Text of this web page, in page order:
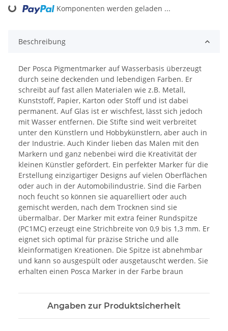
Komponenten werden geladen ...
Beschreibung
Der Posca Pigmentmarker auf Wasserbasis überzeugt
durch seine deckenden und lebendigen Farben. Er
schreibt auf fast allen Materialen wie z.B. Metall,
Kunststoff, Papier, Karton oder Stoff und ist dabei
permanent. Auf Glas ist er wischfest, lässt sich jedoch
mit Wasser entfernen. Die Stifte sind weit verbreitet
unter den Künstlern und Hobbykünstlern, aber auch in
der Industrie. Auch Kinder lieben das Malen mit den
Markern und ganz nebenbei wird die Kreativität der
kleinen Künstler gefördert. Ein perfekter Marker für die
Erstellung einzigartiger Designs auf vielen Oberflächen
oder auch in der Automobilindustrie. Sind die Farben
noch feucht so können sie aquarelliert oder auch
gemischt werden, nach dem Trocknen sind sie
übermalbar. Der Marker mit extra feiner Rundspitze
(PC1MC) erzeugt eine Strichbreite von 0,9 bis 1,3 mm. Er
eignet sich optimal für präzise Striche und alle
kleinformatigen Kreationen. Die Spitze ist abnehmbar
und kann so ausgespült oder ausgetauscht werden. Sie
erhalten einen Posca Marker in der Farbe braun
Angaben zur Produktsicherheit